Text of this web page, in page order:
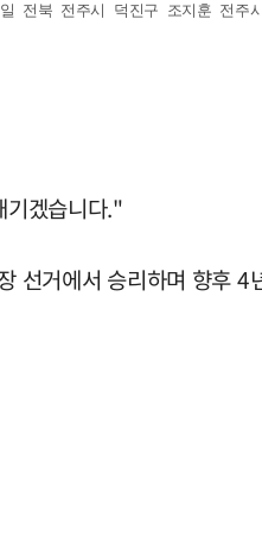
전북 전주시 덕진구 조지훈 전주
기겠습니다."
선거에서 승리하며 향후 4